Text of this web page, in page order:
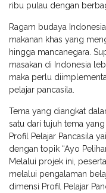
ribu pulau dengan
Ragam budaya
makanan khas yang
hingga mancanegara.
masakan di Indonesia
maka perlu
pelajar pancasila.
Tema yang diangkat
satu dari tujuh tema
Profil Pelajar Pancasila
dengan topik “Ayo
Melalui projek ini,
melalui pengalaman
dimensi Profil Pelajar